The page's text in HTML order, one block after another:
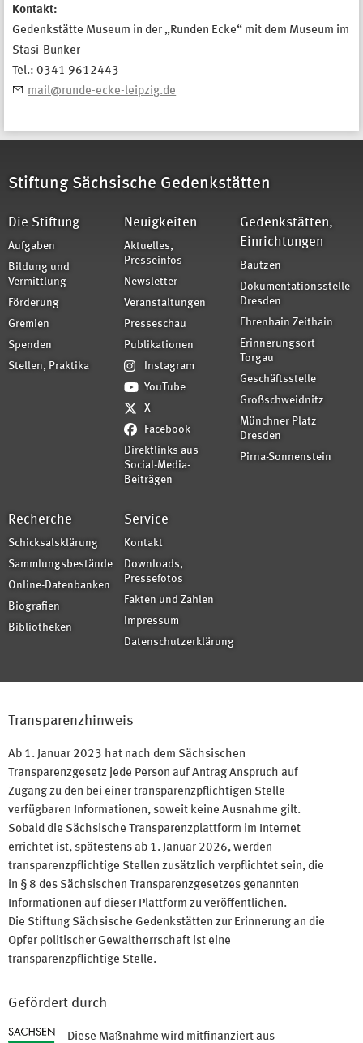
Kontakt:
Gedenkstätte Museum in der „Runden Ecke“ mit dem Museum im
Stasi-Bunker
Tel.: 0341 9612443
mail@runde-ecke-leipzig.de
Stiftung Sächsische Gedenkstätten
Die Stiftung
Aufgaben
Bildung und
Vermittlung
Förderung
Gremien
Spenden
Stellen, Praktika
Neuigkeiten
Aktuelles,
Presseinfos
Newsletter
Veranstaltungen
Presseschau
Publikationen
Instagram
YouTube
X
Facebook
Direktlinks aus
Social-Media-
Beiträgen
Gedenkstätten,
Einrichtungen
Bautzen
Dokumentationsstelle
Dresden
Ehrenhain Zeithain
Erinnerungsort
Torgau
Geschäftsstelle
Großschweidnitz
Münchner Platz
Dresden
Pirna-Sonnenstein
Recherche
Schicksalsklärung
Sammlungsbestände
Online-Datenbanken
Biografien
Bibliotheken
Service
Kontakt
Downloads,
Pressefotos
Fakten und Zahlen
Impressum
Datenschutzerklärung
Transparenzhinweis
Ab 1. Januar 2023 hat nach dem Sächsischen
Transparenzgesetz jede Person auf Antrag Anspruch auf
Zugang zu den bei einer transparenzpflichtigen Stelle
verfügbaren Informationen, soweit keine Ausnahme gilt.
Sobald die Sächsische Transparenzplattform im Internet
errichtet ist, spätestens ab 1. Januar 2026, werden
transparenzpflichtige Stellen zusätzlich verpflichtet sein, die
in § 8 des Sächsischen Transparenzgesetzes genannten
Informationen auf dieser Plattform zu veröffentlichen.
Die Stiftung Sächsische Gedenkstätten zur Erinnerung an die
Opfer politischer Gewaltherrschaft ist eine
transparenzpflichtige Stelle.
Gefördert durch
Diese Maßnahme wird mitfinanziert aus